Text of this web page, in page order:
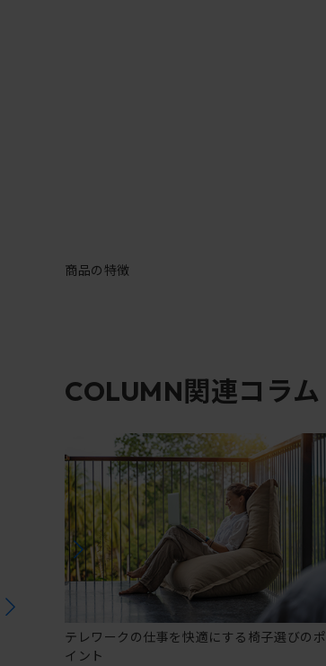
商品の特徴
COLUMN関連コラム
テレワークの仕事を快適にする椅子選びのポ
イント